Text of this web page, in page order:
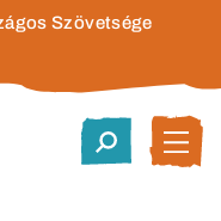
Szövetsége